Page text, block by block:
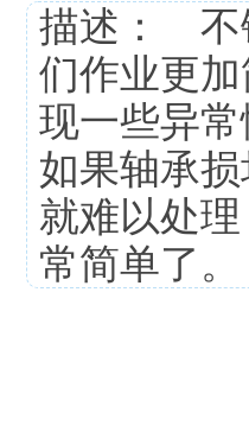
描述： 不
们作业更
现一些异
如果轴承
就难以处
常简单了。